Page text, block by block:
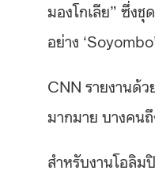
มองโกเลีย” ซึ่งชุ
อย่าง
CNN รายงานด้
มากมาย บางคน
สำหรับงานโอลิม